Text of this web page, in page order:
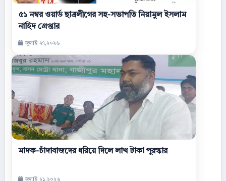
৫১ নম্বর ওয়ার্ড ছাত্রলীগের সহ-সভাপতি নিয়ামুল ইসলাম
নাহিদ গ্রেপ্তার
জুলাই ২৭,২০২৬
মাদক-চাঁদাবাজদের ধরিয়ে দিলে লাখ টাকা পুরস্কার